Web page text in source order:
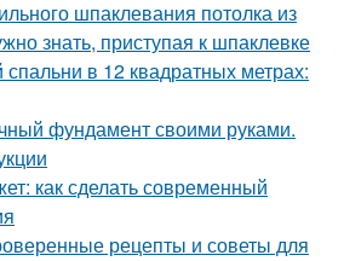
шпаклевания потолка из
знать, приступая к шпаклевке
в 12 квадратных метрах:
фундамент своими руками.
как сделать современный
рецепты и советы для